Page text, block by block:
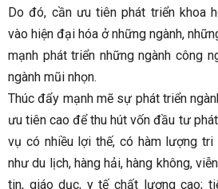
Do đó, cần ưu tiên phát triển khoa
vào hiện đại hóa ở những ngành,
mạnh phát triển những ngành công
ngành mũi nhọn.
Thúc đẩy mạnh mẽ sự phát triển
ưu tiên cao để thu hút vốn đầu tư
vụ có nhiều lợi thế, có hàm lượng tri
như du lịch, hàng hải, hàng không,
tin, giáo dục, y tế chất lượng cao;